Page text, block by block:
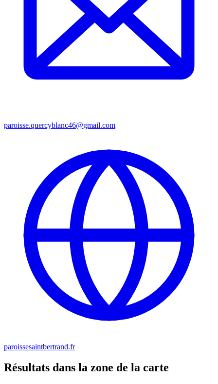
paroisse.quercyblanc46@gmail.com
paroissesaintbertrand.fr
Résultats dans la zone de la carte